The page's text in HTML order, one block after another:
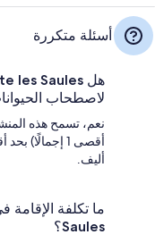
أسئلة متكررة
لاصطحاب
نعم، تسمح هذه
أليف.
Saules؟